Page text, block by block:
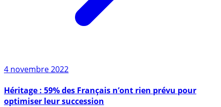
4 novembre 2022